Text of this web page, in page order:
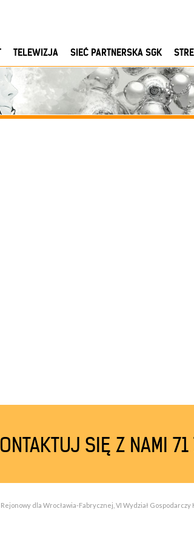
TELEWIZJA SIEĆ PARTNERSKA SGK
SIĘ Z NAMI
dla Wrocławia-Fabrycznej, VI Wydział Gospodarczy